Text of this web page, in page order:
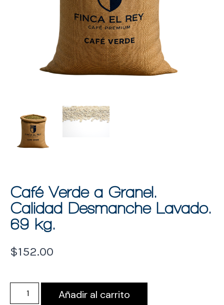
Café Verde a Granel.
Calidad Desmanche Lavado.
69 kg.
$152.00
Añadir al carrito